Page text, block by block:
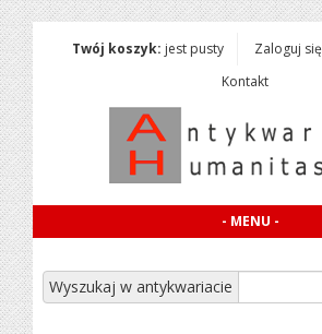
Twój koszyk: jest pusty Zaloguj się
Kontakt
- MENU -
Wyszukaj w antykwariacie